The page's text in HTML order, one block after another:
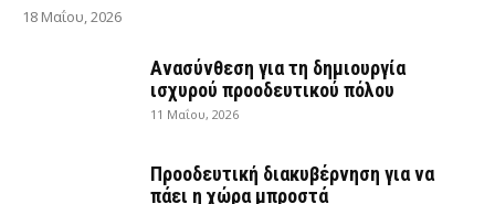
18 Μαΐου, 2026
Ανασύνθεση για τη δημιουργία
ισχυρού προοδευτικού πόλου
11 Μαΐου, 2026
Προοδευτική διακυβέρνηση για να
πάει η χώρα μπροστά